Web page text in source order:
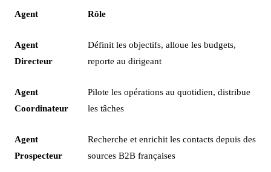
Agent Rôle
Agent
Directeur
Définit les objectifs, alloue les budgets,
reporte au dirigeant
Agent
Coordinateur
Pilote les opérations au quotidien, distribue
les tâches
Agent
Prospecteur
Recherche et enrichit les contacts depuis des
sources B2B françaises